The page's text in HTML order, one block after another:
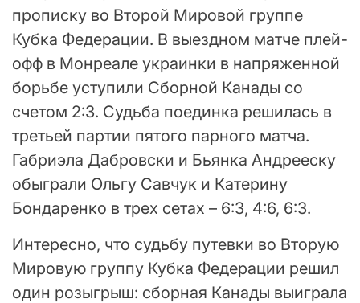
прописку во Второй Мировой группе
Кубка Федерации. В выездном матче плей-
офф в Монреале украинки в напряженной
борьбе уступили Сборной Канады со
счетом 2:3. Судьба поединка решилась в
третьей партии пятого парного матча.
Габриэла Дабровски и Бьянка Андрееску
обыграли Ольгу Савчук и Катерину
Бондаренко в трех сетах – 6:3, 4:6, 6:3.
Интересно, что судьбу путевки во Вторую
Мировую группу Кубка Федерации решил
один розыгрыш: сборная Канады выиграла